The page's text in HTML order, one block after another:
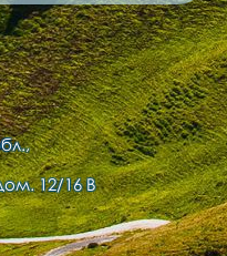
12/16 В